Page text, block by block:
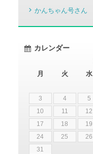
かんちゃん号さん
カレンダー
月 火 水
3
4 5
10
11 12
17
18 19
24
25 26
31